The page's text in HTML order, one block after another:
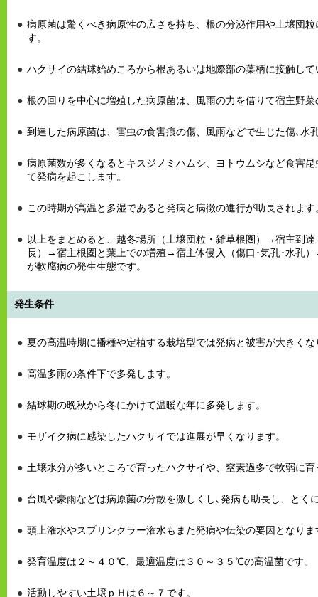
病原菌は驚くべき病原性の広さを持ち、根の分泌作用や土壌団
す。
ハクサイの結球始めころから根あるいは地際部の葉柄に接触し
根の回りを中心に増殖した病原菌は、風雨の力を借りて宿主野
到達した病原菌は、害虫の食害痕の傷、風雨などで生じた傷､水
病原菌数が多くなるとキスジノミハムシ、ヨトウムシなど食害
て発病を起こします。
この時期が高温と多湿であると発病と病徴の進行が助長されます
以上をまとめると、越冬場所（土壌団粒・雑草根圏）→宿主到
長）→宿主根圏と葉上での増殖→宿主体侵入（傷口･気孔･水孔
が軟腐病の発生生態です。
発生条件
夏の高温時期に播種や定植する栽培型では発病と被害が大きくな
高温多雨の条件下で多発します。
結球期の晩秋から冬にかけて温暖な年に多発します。
モザイク病に感染したハクサイでは進展が早くなります。
土壌水分が多いところで育ったハクサイや、窒素過多で軟弱に
台風や豪雨などは病原菌の分散を激しくし､発病も助長し、とく
頭上潅水やスプリンクラー潅水もまた発病や伝染の要因となりま
発育温度は２～４０℃、最適温度は３０～３５℃の高温菌です。
活動しやすい土壌ｐＨは６～７です。